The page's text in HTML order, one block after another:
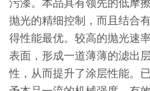
污漆。本品具有领先的低摩
抛光的精细控制，而且结合
得性能最优。较高的抛光速
表面，形成一道薄薄的滤出
性，从而提升了涂层性能。